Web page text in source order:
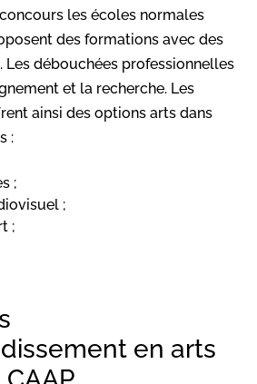
les écoles normales
des formations avec des
débouchées professionnelles
et la recherche. Les
ainsi des options arts dans
:
;
;
;
en arts